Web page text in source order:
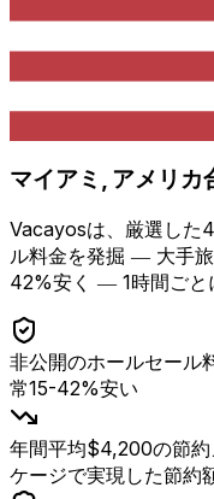
マイアミ, アメリカ
Vacayosは、厳選した
ル料金を発掘 ― 大手
42%安く ― 1時間ごと
非公開のホールセール
常15-42%安い
年間平均$4,200の節約
ケージで実現した節約